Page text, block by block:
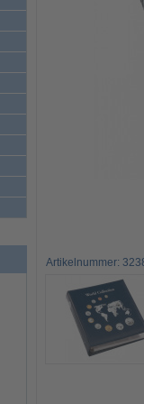
Artikelnummer: